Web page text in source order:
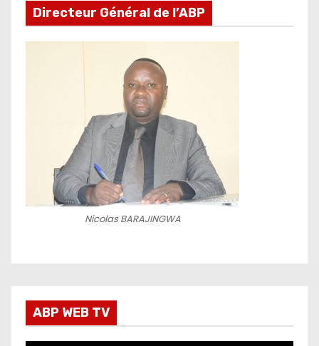
Directeur Général de l’ABP
Nicolas BARAJINGWA
ABP WEB TV